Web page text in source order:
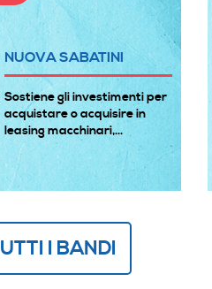
NUOVA SABATINI
Sostiene gli investimenti per
acquistare o acquisire in
leasing macchinari,...
I BANDI